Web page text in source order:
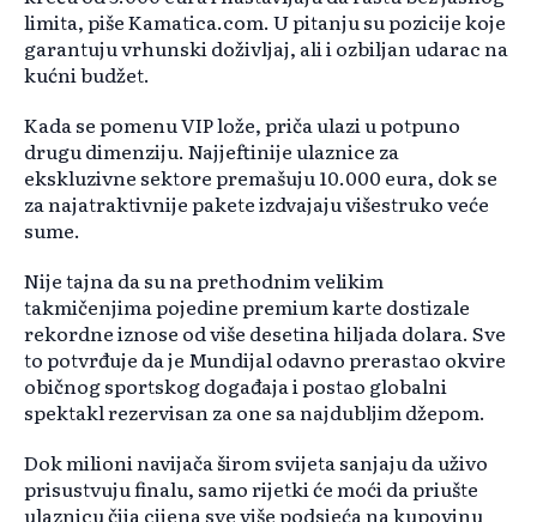
limita, piše Kamatica.com. U pitanju su pozicije koje
garantuju vrhunski doživljaj, ali i ozbiljan udarac na
kućni budžet.
Kada se pomenu VIP lože, priča ulazi u potpuno
drugu dimenziju. Najjeftinije ulaznice za
ekskluzivne sektore premašuju 10.000 eura, dok se
za najatraktivnije pakete izdvajaju višestruko veće
sume.
Nije tajna da su na prethodnim velikim
takmičenjima pojedine premium karte dostizale
rekordne iznose od više desetina hiljada dolara. Sve
to potvrđuje da je Mundijal odavno prerastao okvire
običnog sportskog događaja i postao globalni
spektakl rezervisan za one sa najdubljim džepom.
Dok milioni navijača širom svijeta sanjaju da uživo
prisustvuju finalu, samo rijetki će moći da priušte
ulaznicu čija cijena sve više podsjeća na kupovinu